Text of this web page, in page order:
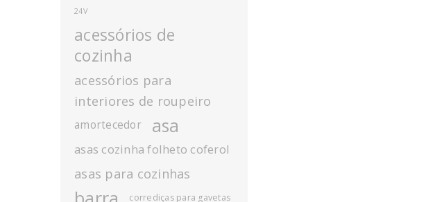
24V
acessórios de
cozinha
acessórios para
interiores de roupeiro
amortecedor asa
asas cozinha folheto coferol
asas para cozinhas
corrediças para gavetas